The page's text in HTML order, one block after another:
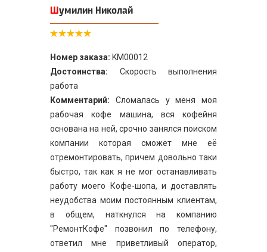
Шумилин Николай
Номер заказа: KM00012
Достоинства: Скорость выполнения
работа
Комментарий: Сломалась у меня моя
рабочая кофе машина, вся кофейня
основана на ней, срочно занялся поиском
компании которая сможет мне её
отремонтировать, причем довольно таки
быстро, так как я не мог останавливать
работу моего Кофе-шопа, и доставлять
неудобства моим постоянным клиентам,
в общем, наткнулся на компанию
"РемонтКофе" позвонил по телефону,
ответил мне приветливый оператор,